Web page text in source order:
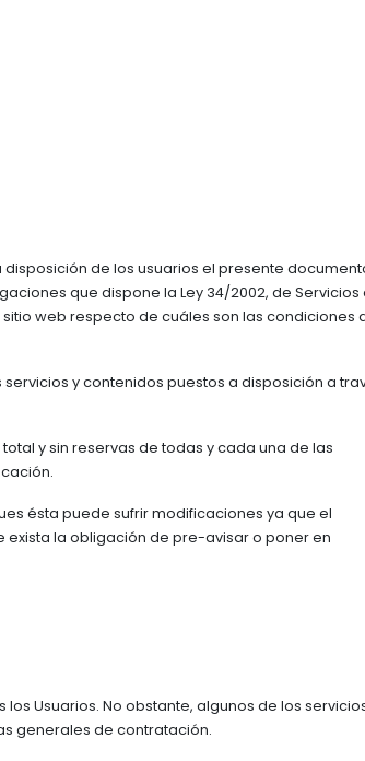
de los usuarios el presente
que dispone la Ley 34/2002, de Servicios
sitio web respecto de cuáles son las condiciones
y contenidos puestos a disposición a
y sin reservas de todas y cada una de las
ésta puede sufrir modificaciones ya que el
la obligación de pre-avisar o poner en
Usuarios. No obstante, algunos de los
generales de contratación.